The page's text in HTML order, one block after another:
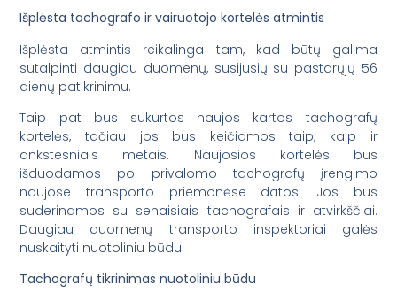
Išplėsta tachografo ir vairuotojo kortelės atmintis
Išplėsta atmintis reikalinga tam, kad būtų galima
sutalpinti daugiau duomenų, susijusių su pastarųjų 56
dienų patikrinimu.
Taip pat bus sukurtos naujos kartos tachografų
kortelės, tačiau jos bus keičiamos taip, kaip ir
ankstesniais metais. Naujosios kortelės bus
išduodamos po privalomo tachografų įrengimo
naujose transporto priemonėse datos. Jos bus
suderinamos su senaisiais tachografais ir atvirkščiai.
Daugiau duomenų transporto inspektoriai galės
nuskaityti nuotoliniu būdu.
Tachografų tikrinimas nuotoliniu būdu